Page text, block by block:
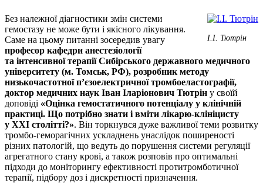
І.І. Тютрін
Без належної діагностики змін системи
гемостазу не може бути і якісного лікування.
Саме на цьому питанні зосередив увагу
професор кафедри анестезіології
та інтенсивної терапії Сибірського державного медичного
університету (м. Томськ, РФ), розробник методу
низькочастотної п’єзоелектричної тромбо­еластографії,
доктор медичних наук Іван Іларіонович Тютрін у своїй
доповіді «Оцінка гемостатичного потенціалу у клінічній
практиці. Що потрібно знати і вміти лікарю-клініцисту
у XXI столітті?». Він торкнувся дуже важливої теми розвитку
тромбо-геморагічних ускладнень унаслідок поширеності
різних патологій, що ведуть до порушення системи регуляції
агрегатного стану крові, а також розповів про оптимальні
підходи до моніторингу ефективності протитромботичної
терапії, підбору доз і дискретності призначення.